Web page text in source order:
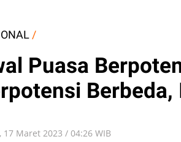
/
Puasa
Berbeda,
17 Maret 2023 / 04:26 WIB